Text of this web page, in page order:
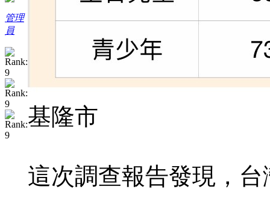
管理
員
基隆市
這次調查報告發現，